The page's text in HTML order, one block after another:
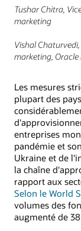
Tushar Chitra,
marketing
Vishal
marketing, Oracle
Les mesures
plupart des
entreprises
pandémie et
Ukraine et de
la chaîne
rapport aux
Selon le World
volumes des
augmenté de